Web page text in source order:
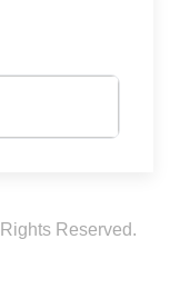
Reserved.